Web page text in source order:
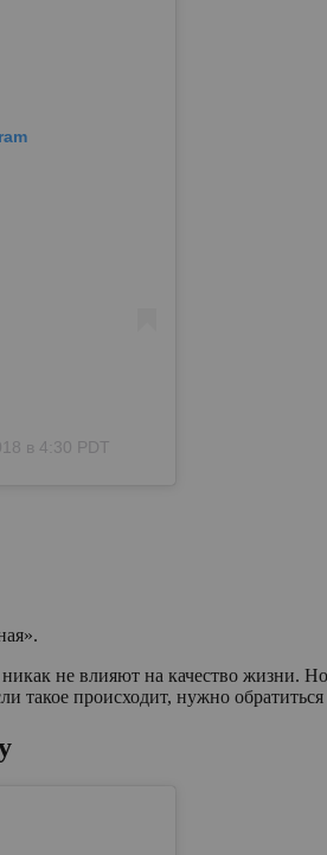
в 4:30 PDT
не влияют на качество жизни.
такое происходит, нужно обратиться